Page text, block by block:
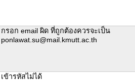
กรอก email ผิด ที่ถูกต้องควรจะเป็น
ponlawat.su@mail.kmutt.ac.th
เข้ารหัสไม่ได้